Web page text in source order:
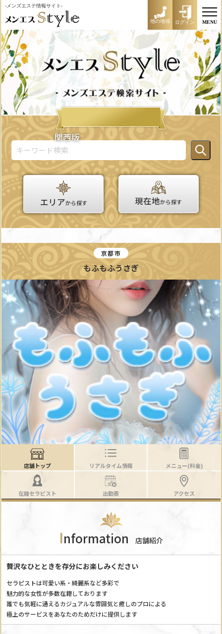
-メンズエステ情報サイト-
他の地域 ログイン MENU
関西版
エリアから探す 現在地から探す
京都市
もふもふうさぎ
店舗トップ リアルタイム情報 メニュー(料金)
在籍セラピスト 出勤表 アクセス
Information 店舗紹介
贅沢なひとときを存分にお楽しみください
セラピストは可愛い系・綺麗系など多彩で
魅力的な女性が多数在籍しております
誰でも気軽に通えるカジュアルな雰囲気と癒しのプロによる
極上のサービスをあなたのためだけに提供します